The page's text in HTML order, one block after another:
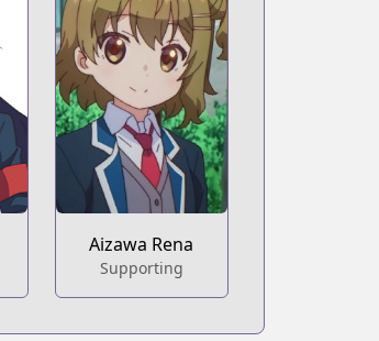
Aizawa Rena
Supporting